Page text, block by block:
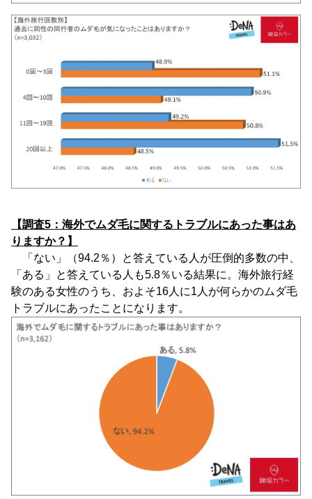
【調査5：海外でムダ毛に関するトラブルにあった事はあ
りますか？】
「ない」（94.2％）と答えている人が圧倒的多数の中、
「ある」と答えている人も5.8％いる結果に。海外旅行経
験のある女性のうち、およそ16人に1人が何らかのムダ毛
トラブルにあったことになります。